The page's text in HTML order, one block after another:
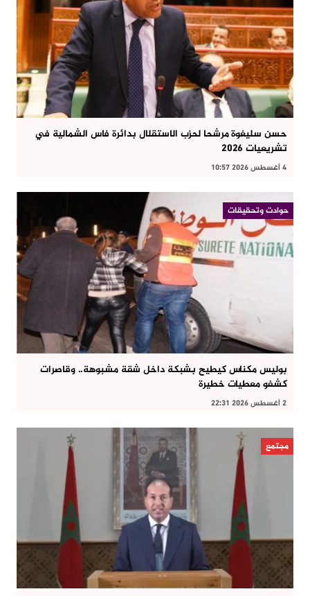
حسن سليغوة مرشحا لحزب الاستقلال بدائرة فاس الشمالية في
تشريعيات 2026
4 أغسطس 2026 10:57
حوادت وتحقيقات
بوليس مكناس كيطيح بشبكة داخل شقة مشبوهة.. وقاصرات
كشفو معطيات خطيرة
2 أغسطس 2026 22:31
مجتمع